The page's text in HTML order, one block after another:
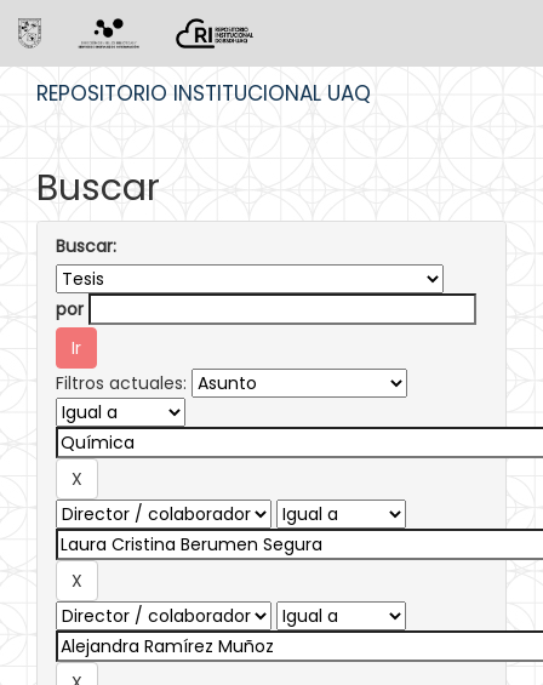
REPOSITORIO INSTITUCIONAL UAQ
Buscar
Buscar:
por
Filtros actuales: